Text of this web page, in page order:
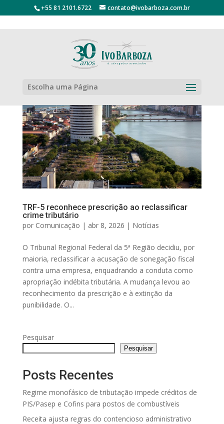
+55 81 2101.6722 contato@ivobarboza.com.br
Escolha uma Página
TRF-5 reconhece prescrição ao reclassificar
crime tributário
por Comunicação | abr 8, 2026 | Notícias
O Tribunal Regional Federal da 5ª Região decidiu, por
maioria, reclassificar a acusação de sonegação fiscal
contra uma empresa, enquadrando a conduta como
apropriação indébita tributária. A mudança levou ao
reconhecimento da prescrição e à extinção da
punibilidade. O...
Pesquisar
Pesquisar
Posts Recentes
Regime monofásico de tributação impede créditos de
PIS/Pasep e Cofins para postos de combustíveis
Receita ajusta regras do contencioso administrativo